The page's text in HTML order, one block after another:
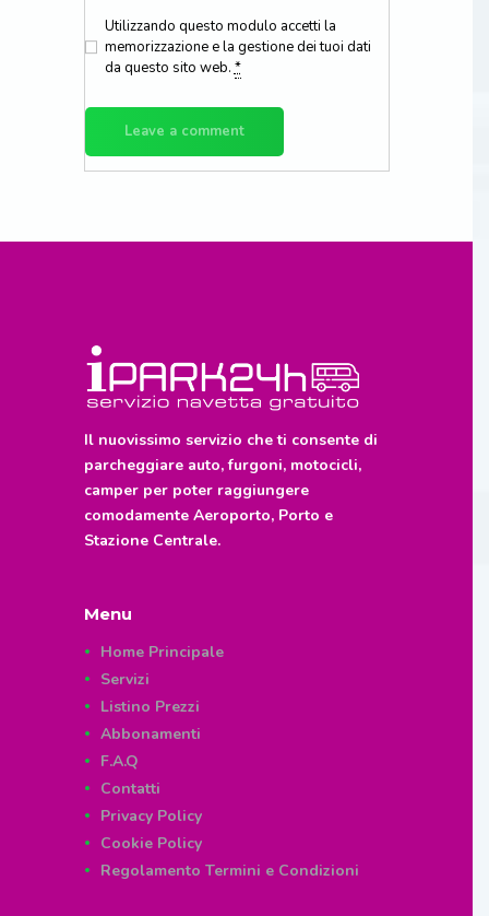
Utilizzando questo modulo accetti la
memorizzazione e la gestione dei tuoi dati
da questo sito web. *
Il nuovissimo servizio che ti consente di
parcheggiare auto, furgoni, motocicli,
camper per poter raggiungere
comodamente Aeroporto, Porto e
Stazione Centrale.
Menu
Home Principale
Servizi
Listino Prezzi
Abbonamenti
F.A.Q
Contatti
Privacy Policy
Cookie Policy
Regolamento Termini e Condizioni